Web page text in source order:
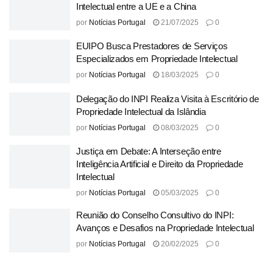
Intelectual entre a UE e a China
por Notícias Portugal 21/07/2025 0
EUIPO Busca Prestadores de Serviços
Especializados em Propriedade Intelectual
por Notícias Portugal 18/03/2025 0
Delegação do INPI Realiza Visita à Escritório de
Propriedade Intelectual da Islândia
por Notícias Portugal 08/03/2025 0
Justiça em Debate: A Interseção entre
Inteligência Artificial e Direito da Propriedade
Intelectual
por Notícias Portugal 05/03/2025 0
Reunião do Conselho Consultivo do INPI:
Avanços e Desafios na Propriedade Intelectual
por Notícias Portugal 20/02/2025 0